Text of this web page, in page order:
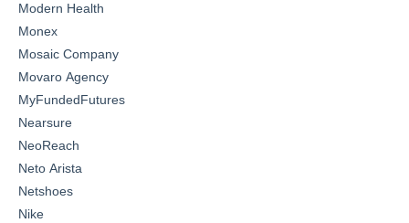
Modern Health
Monex
Mosaic Company
Movaro Agency
MyFundedFutures
Nearsure
NeoReach
Neto Arista
Netshoes
Nike